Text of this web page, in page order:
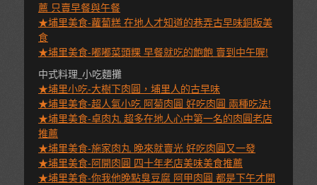
薦 只賣早餐與午餐
★埔里美食-蘿蔔糕 在地人才知道的巷弄古早味銅板美
食
★埔里美食-嘟嘟菜頭粿 早餐就吃的飽飽 賣到中午喔!
中式料理_小吃麵攤
★埔里小吃-大樹下肉圓，埔里人的古早味
★埔里美食-超人氣小吃 阿菊肉圓 好吃肉圓 兩種吃法!
★埔里美食-卓肉丸 超多在地人心中第一名的肉圓老店
推薦
★埔里美食-施家肉丸 晚來就賣光 好吃肉圓又一發
★埔里美食-阿開肉圓 四十年老店美味美食推薦
★埔里美食-你我他晚點臭豆腐 阿甲肉圓 都是下午才開